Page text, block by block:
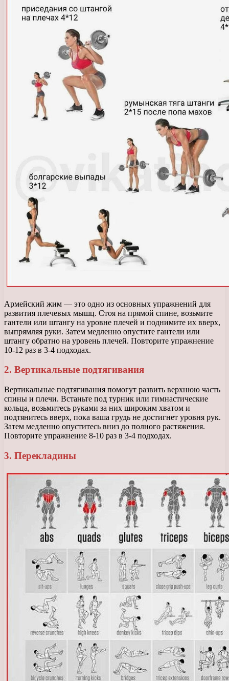
Армейский жим — это одно из основных упражнений для
развития плечевых мышц. Стоя на прямой спине, возьмите
гантели или штангу на уровне плечей и поднимите их вверх,
выпрямляя руки. Затем медленно опустите гантели или
штангу обратно на уровень плечей. Повторите упражнение
10-12 раз в 3-4 подходах.
2. Вертикальные подтягивания
Вертикальные подтягивания помогут развить верхнюю часть
спины и плечи. Встаньте под турник или гимнастические
кольца, возьмитесь руками за них широким хватом и
подтянитесь вверх, пока ваша грудь не достигнет уровня рук.
Затем медленно опуститесь вниз до полного растяжения.
Повторите упражнение 8-10 раз в 3-4 подходах.
3. Перекладины